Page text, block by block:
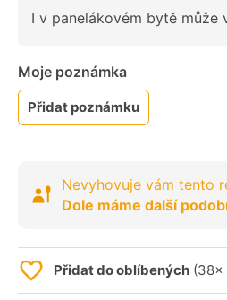
I v panelákovém bytě může
Moje poznámka
Přidat poznámku
Nevyhovuje vám tento
Dole máme další
Přidat do oblíbených (38×